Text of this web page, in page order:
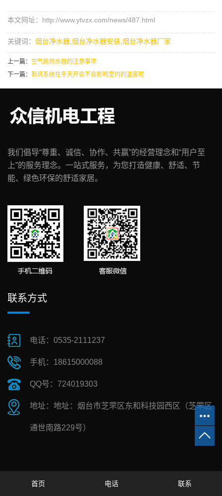
本文网址：http://www.ytvzx.com/news/487.html
关键词： 烟台净水器 烟台净水器安装 烟台净水器厂家
上一篇： 空气能热水器的注意事项
下一篇： 新风系统在冬天开会不会影响室内的温度呢
我们倡导“尊重、诚信、协作、共赢”的经营理念和“用户至
上”的服务理念。一站式服务，为您打造健康、舒适、节
能、绿色环保的舒适家居。
联系方式
电话：0535-2111237
手机：18615000088
QQ号：724019303
地址：地址：烟台市芝罘区东和科技园西区（芝罘区
通世南路229号）
首页 电话 联系